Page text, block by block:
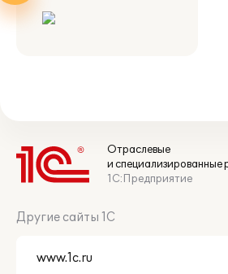
Отраслевые
и специализированные
1С:Предприятие
Другие сайты 1С